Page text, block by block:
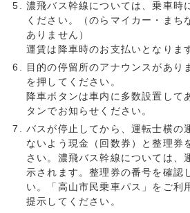
濃飛バス幹線については、乗車時
ください。（のらマイカー・まち
ありません）
運賃は降車時のお支払いとなりま
目的の停留所のアナウンスがあり
を押してください。
降車ボタンは車内に多数設置して
タンでお知らせください。
バスが停止してから、運転士横の
ないよう現金（回数券）と整理券
さい。濃飛バス幹線については、
示されます。整理券の番号を確認
い。「高山市民乗車パス」をご利
提示してください。